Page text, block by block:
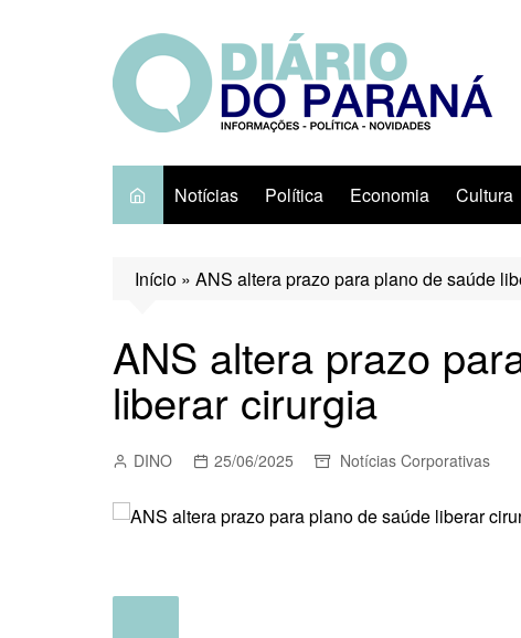
Notícias Política Economia Cultura
Início » ANS altera prazo para plano de saúde
ANS altera prazo
liberar cirurgia
DINO 25/06/2025 Notícias Corporativas